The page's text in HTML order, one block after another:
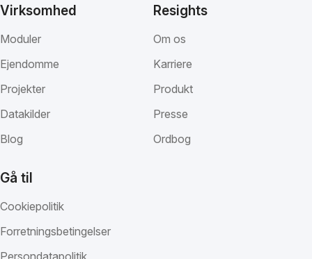
Virksomhed
Moduler
Ejendomme
Projekter
Datakilder
Blog
Resights
Om os
Karriere
Produkt
Presse
Ordbog
Gå til
Cookiepolitik
Forretningsbetingelser